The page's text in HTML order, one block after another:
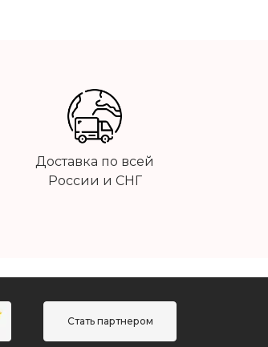
Доставка по всей
России и СНГ
Стать партнером